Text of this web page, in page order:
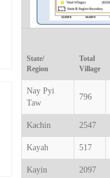
State/
Region
Total
Village
Nay Pyi
Taw
796
Kachin 2547
Kayah 517
Kayin 2097